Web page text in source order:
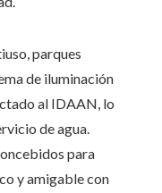
parques
de iluminación
al IDAAN, lo
de agua.
para
y amigable con